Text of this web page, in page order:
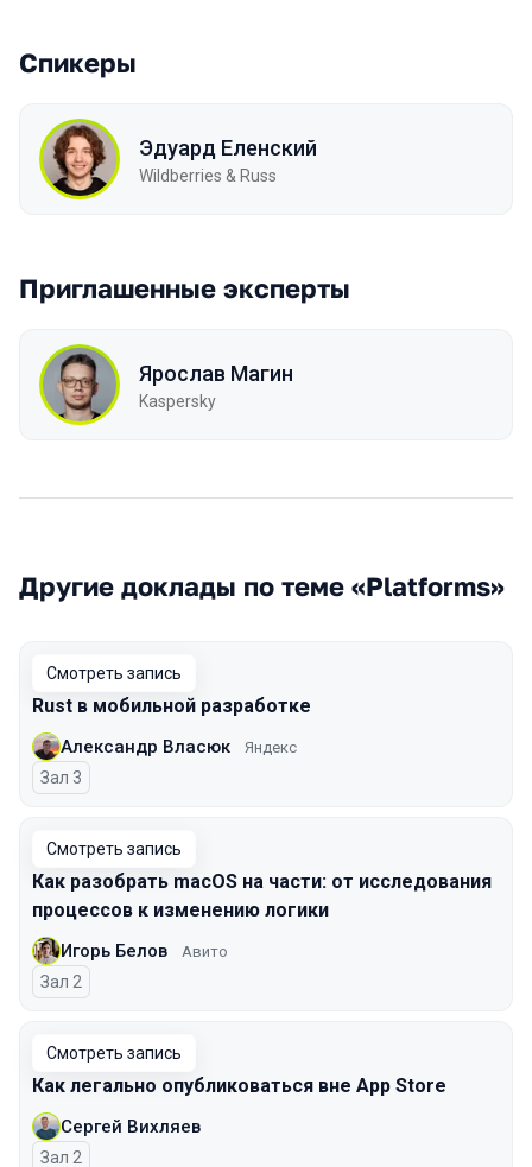
Спикеры
Эдуард Еленский
Wildberries & Russ
Приглашенные эксперты
Ярослав Магин
Kaspersky
Другие доклады по теме «Platforms»
Смотреть запись
Rust в мобильной разработке
Александр Власюк Яндекс
Зал 3
Смотреть запись
Как разобрать macOS на части: от исследования
процессов к изменению логики
Игорь Белов Авито
Зал 2
Смотреть запись
Как легально опубликоваться вне App Store
Сергей Вихляев
Зал 2